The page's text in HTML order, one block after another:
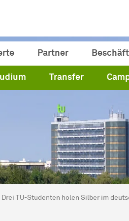
Partner
Transfer
hier:
Drei TU-Studenten holen Silber im